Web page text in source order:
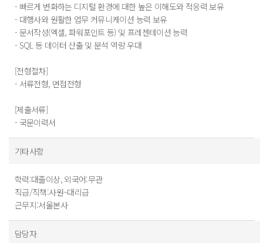
- 빠르게 변화하는 디지털 환경에 대한 높은 이해도와 적응력 보유
- 대행사와 원활한 업무 커뮤니케이션 능력 보유
- 문서작성(엑셀, 파워포인트 등) 및 프레젠테이션 능력
- SQL 등 데이터 산출 및 분석 역량 우대
[전형절차]
- 서류전형, 면접전형
[제출서류]
- 국문이력서
기타사항
학력:대졸이상, 외국어:무관
직급/직책:사원~대리급
근무지:서울본사
담당자